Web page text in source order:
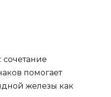
сочетание
помогает
железы как